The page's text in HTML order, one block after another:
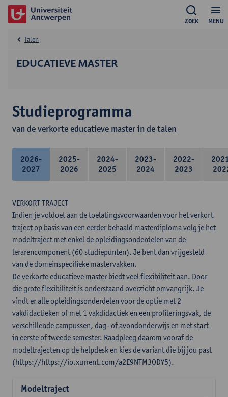
MENU
ZOEK
EDUCATIEVE MASTER
Talen
Studieprogramma
van de verkorte educatieve master in de talen
2026-
2027
2025-
2026
2024-
2025
2023-
2024
2022-
2023
VERKORT TRAJECT
Indien je voldoet aan de toelatingsvoorwaarden voor het verkort
traject op basis van een eerder behaald masterdiploma volg je het
modeltraject met enkel de opleidingsonderdelen van de
lerarencomponent (60 studiepunten). Je bent dan vrijgesteld
van de domeinspecifieke mastervakken.
De verkorte educatieve master biedt veel flexibiliteit aan. Door
die grote flexibiliteit is onderstaand overzicht omvangrijk. Je
vindt er alle opleidingsonderdelen voor de optie met 2
vakdidactieken of met 1 vakdidactiek en een profileringsvak, de
verschillende campussen, dag- of avondonderwijs en met start
in eerste of tweede semester. Raadpleeg daarom vooraf de
modeltrajecten op de helpdesk en kies de variant die bij jou past
(https://https://io.xurrent.com/a2E9NTM3ODY5).
Modeltraject